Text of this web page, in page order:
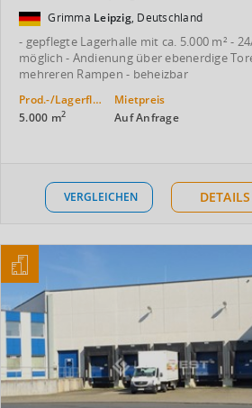
Grimma Leipzig, Deutschland
- gepflegte Lagerhalle mit ca. 5.000 m² -
möglich - Andienung über ebenerdige
mehreren Rampen - beheizbar
Prod.-/Lagerfläche
5.000 m2
Mietpreis
Auf Anfrage
VERGLEICHEN DETAILS